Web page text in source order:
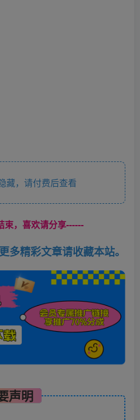
藏，请付费后查看
束，喜欢请分享------
多精彩文章请收藏本站。
声明